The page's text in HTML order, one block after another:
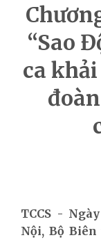
“Sao
ca
TCCS -
Nội, Bộ